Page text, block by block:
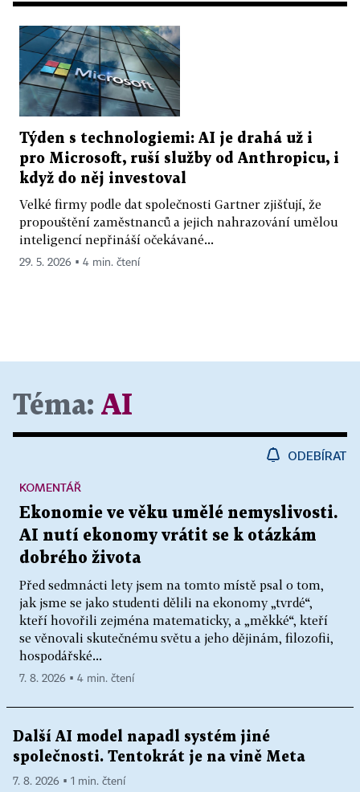
Týden s technologiemi: AI je drahá už i
pro Microsoft, ruší služby od Anthropicu, i
když do něj investoval
Velké firmy podle dat společnosti Gartner zjišťují, že
propouštění zaměstnanců a jejich nahrazování umělou
inteligencí nepřináší očekávané...
29. 5. 2026 ▪ 4 min. čtení
Téma: AI
ODEBÍRAT
Ekonomie ve věku umělé nemyslivosti.
AI nutí ekonomy vrátit se k otázkám
dobrého života
Před sedmnácti lety jsem na tomto místě psal o tom,
jak jsme se jako studenti dělili na ekonomy „tvrdé“,
kteří hovořili zejména matematicky, a „měkké“, kteří
se věnovali skutečnému světu a jeho dějinám, filozofii,
hospodářské...
KOMENTÁŘ
7. 8. 2026 ▪ 4 min. čtení
Další AI model napadl systém jiné
společnosti. Tentokrát je na vině Meta
7. 8. 2026 ▪ 1 min. čtení